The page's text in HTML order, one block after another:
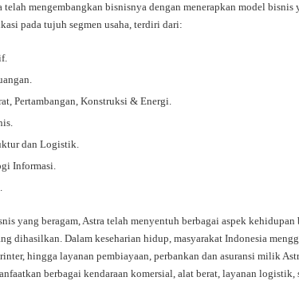
telah mengembangkan bisnisnya dengan menerapkan model bisnis
pada tujuh segmen usaha, terdiri dari:
Pertambangan, Konstruksi & Energi.
dan Logistik.
Informasi.
yang beragam, Astra telah menyentuh berbagai aspek
dihasilkan. Dalam keseharian hidup, masyarakat Indonesia
hingga layanan pembiayaan, perbankan dan asuransi milik
berbagai kendaraan komersial, alat berat, layanan